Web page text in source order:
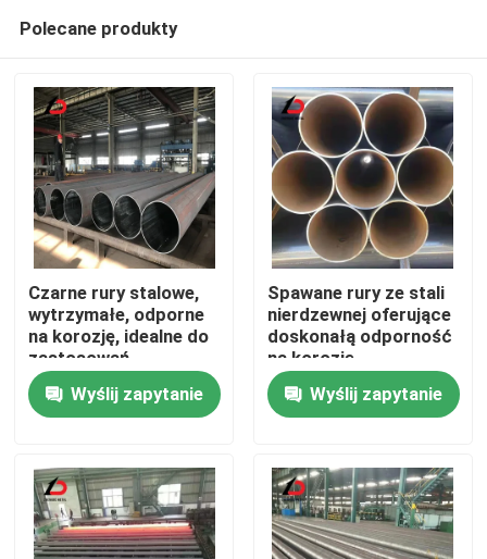
Do domu
Produkty
Filmy
Polecane produkty
Czarne rury stalowe,
wytrzymałe, odporne
na korozję, idealne do
zastosowań
konstrukcyjnych,
rurociągów i
budowlanych
Wyślij zapytanie
Spawane rury ze stali
nierdzewnej oferujące
doskonałą odporność
na korozję,
odpowiednie do
systemów
zaopatrzenia w wodę i
Wyślij zapytanie